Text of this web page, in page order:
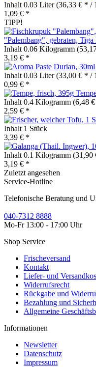
Inhalt 0.03 Liter(36,33 € * /
1,09 € *
TIPP!
"Palembang", gebraten, Tiga
Inhalt 0.06 Kilogramm
3,19 € *
Inhalt 0.03 Liter(33,00 € * /
0,99 € *
Inhalt 0.4 Kilogramm (6,48
2,59 € *
Inhalt 1 Stück
3,39 € *
Inhalt 0.1 Kilogramm (31,90
3,19 € *
Zuletzt angesehen
Service-Hotline
Telefonische Beratung und
040-7312 8888
Mo-Fr 13:00 - 17:00 Uhr
Shop Service
Frischeversand
Kontakt
Liefer- und
Widerrufsrecht
Rückgabe und
Bezahlung und
Allgemeine
Informationen
Newsletter
Datenschutz
Impressum